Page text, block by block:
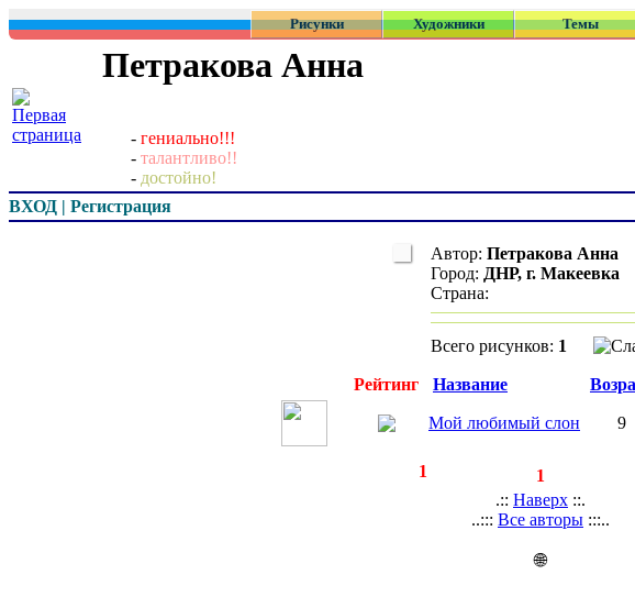
Рисунки Художники Темы
Петракова Анна
- гениально!!!
- талантливо!!
- достойно!
ВХОД | Регистрация
Автор: Петракова Анна
Город: ДНР, г. Макеевка
Страна:
Всего рисунков: 1
Рейтинг Название
Мой любимый слон 9
1
1
.:: Наверх ::.
..::: Все авторы :::..
🌐